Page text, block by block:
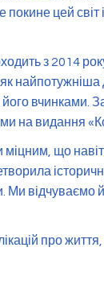
цей
з 2014
вчинками.
на видання
міцним, що
Ми відчуваємо
про